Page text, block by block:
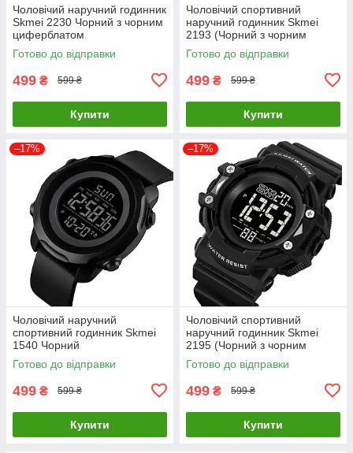
Чоловічий наручний годинник
Skmei 2230 Чорний з чорним
циферблатом
Готово до відправки
499 ₴ 599 ₴
Купити
Чоловічий спортивний
наручний годинник Skmei
2193 (Чорний з чорним
циферблатом)
Готово до відправки
499 ₴ 599 ₴
Купити
–17%
Чоловічий наручний
спортивний годинник Skmei
1540 Чорний
Готово до відправки
499 ₴ 599 ₴
Купити
–17%
Чоловічий спортивний
наручний годинник Skmei
2195 (Чорний з чорним
циферблатом)
Готово до відправки
499 ₴ 599 ₴
Купити